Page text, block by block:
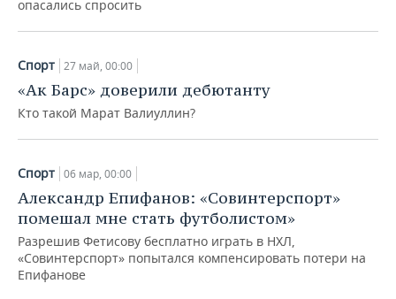
опасались спросить
Спорт 27 май, 00:00
«Ак Барс» доверили дебютанту
Кто такой Марат Валиуллин?
Спорт 06 мар, 00:00
Александр Епифанов: «Совинтерспорт»
помешал мне стать футболистом»
Разрешив Фетисову бесплатно играть в НХЛ,
«Совинтерспорт» попытался компенсировать потери на
Епифанове